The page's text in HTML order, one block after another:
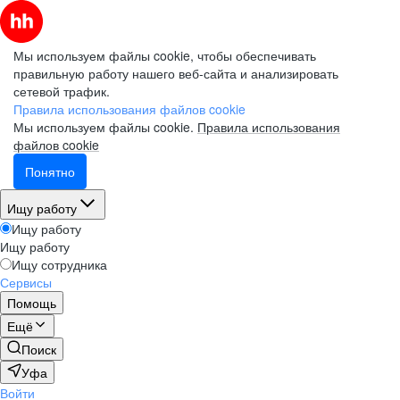
Мы используем файлы cookie, чтобы обеспечивать
правильную работу нашего веб-сайта и анализировать
сетевой трафик.
Правила использования файлов cookie
Мы используем файлы cookie. Правила использования
файлов cookie
Понятно
Ищу работу
Ищу работу
Ищу работу
Ищу сотрудника
Сервисы
Помощь
Ещё
Поиск
Уфа
Войти